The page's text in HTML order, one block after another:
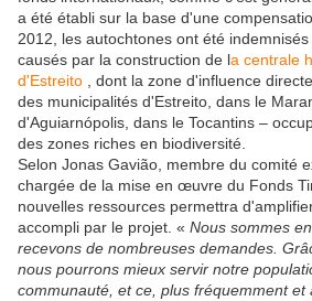
a été établi sur la base d'une
2012, les autochtones ont été
causés par la construction de la centrale
d'Estreito , dont la zone d'influence
des municipalités d'Estreito, dans le
d'Aguiarnópolis, dans le Tocantins –
des zones riches en biodiversité.
Selon Jonas Gavião, membre du comité
chargée de la mise en œuvre du Fonds
nouvelles ressources permettra
accompli par le projet. « Nous sommes
recevons de nombreuses demandes.
nous pourrons mieux servir notre
communauté, et ce, plus fréquemment et